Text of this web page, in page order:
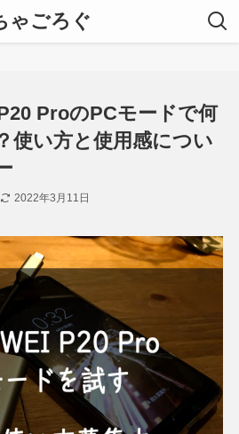
ゃごろぐ
ProのPCモードで何
使い方と使用感につい
2022年3月11日